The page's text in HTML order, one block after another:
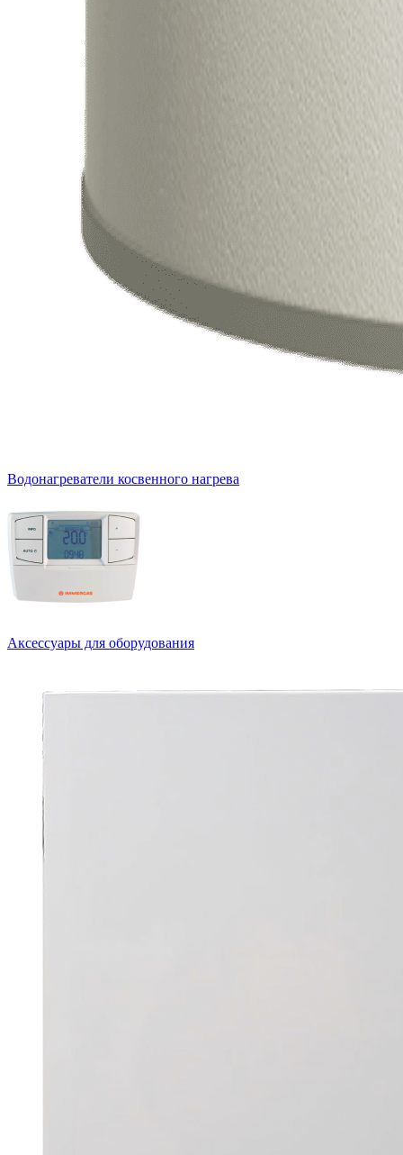
Водонагреватели косвенного нагрева
Аксессуары для оборудования